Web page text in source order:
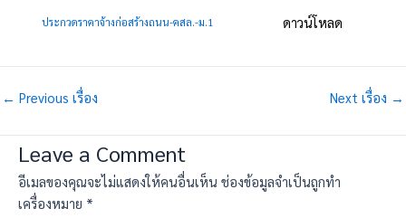
ประกวดราคาจ้างก่อสร้างถนน-คสล.-ม.1 ดาวน์โหลด
← Previous เรื่อง Next เรื่อง →
Leave a Comment
อีเมลของคุณจะไม่แสดงให้คนอื่นเห็น ช่องข้อมูลจำเป็นถูกทำ
เครื่องหมาย *